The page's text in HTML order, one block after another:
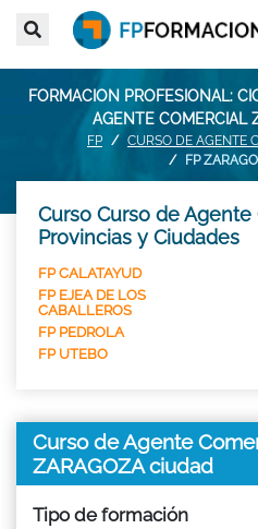
FORMACION PROFESIONAL:
AGENTE COMERCIAL
FP
CURSO DE AGENTE
FP
Curso Curso de
Provincias y Ciudades
FP CALATAYUD
FP EJEA DE LOS
CABALLEROS
FP PEDROLA
FP UTEBO
Curso de Agente
ZARAGOZA ciudad
Tipo de formación